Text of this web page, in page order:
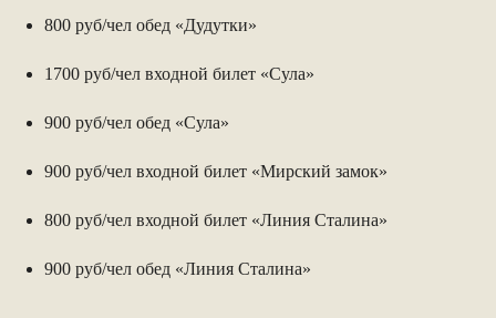
800 руб/чел обед «Дудутки»
1700 руб/чел входной билет «Сула»
900 руб/чел обед «Сула»
900 руб/чел входной билет «Мирский замок»
800 руб/чел входной билет «Линия Сталина»
900 руб/чел обед «Линия Сталина»